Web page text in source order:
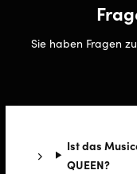
Sie haben Fragen
Ist das
QUEEN?